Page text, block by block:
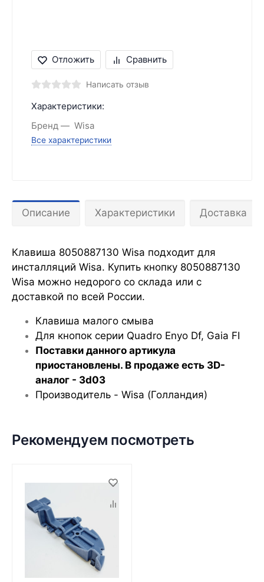
Отложить Сравнить
Написать отзыв
Характеристики:
Бренд
Wisa
Все характеристики
Описание Характеристики Доставка
Клавиша 8050887130 Wisa подходит для
инсталляций Wisa. Купить кнопку 8050887130
Wisa можно недорого со склада или с
доставкой по всей России.
Клавиша малого смыва
Для кнопок серии Quadro Enyo Df, Gaia FI
Поставки данного артикула
приостановлены. В продаже есть 3D-
аналог - 3d03
Производитель - Wisa (Голландия)
Рекомендуем посмотреть